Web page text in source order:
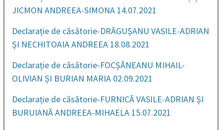
JICMON ANDREEA-SIMONA 14.07.2021
Declarație de căsătorie-DRĂGUȘANU VASILE-ADRIAN
ȘI NECHITOAIA ANDREEA 18.08.2021
Declarație de căsătorie-FOCȘĂNEANU MIHAIL-
OLIVIAN ȘI BURIAN MARIA 02.09.2021
Declarație de căsătorie-FURNICĂ VASILE-ADRIAN ȘI
BURUIANĂ ANDREEA-MIHAELA 15.07.2021